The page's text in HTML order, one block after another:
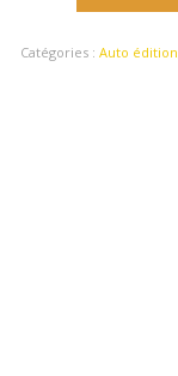
Catégories : Auto édition